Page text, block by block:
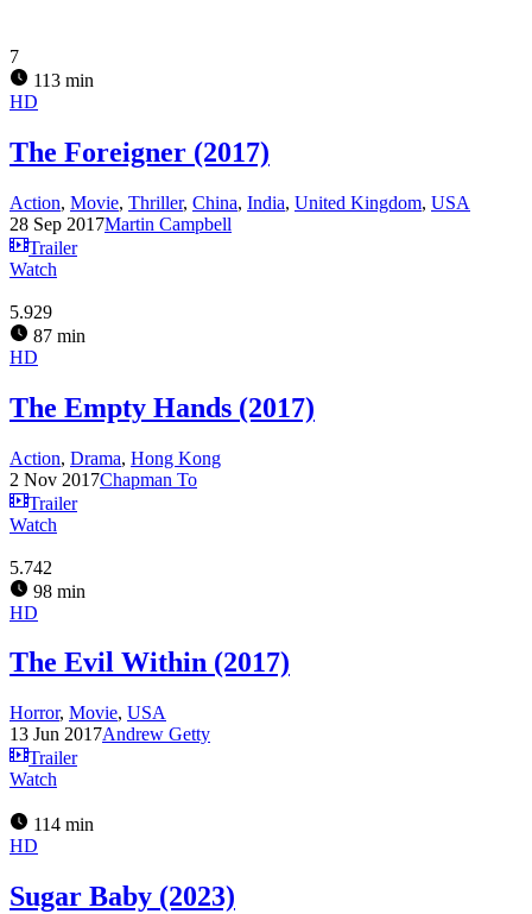
7
113 min
HD
The Foreigner (2017)
Action, Movie, Thriller, China, India, United Kingdom, USA
28 Sep 2017Martin Campbell
Trailer
Watch
5.929
87 min
HD
The Empty Hands (2017)
Action, Drama, Hong Kong
2 Nov 2017Chapman To
Trailer
Watch
5.742
98 min
HD
The Evil Within (2017)
Horror, Movie, USA
13 Jun 2017Andrew Getty
Trailer
Watch
114 min
HD
Sugar Baby (2023)